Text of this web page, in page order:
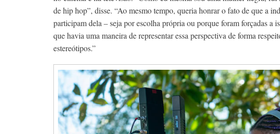
de hip hop”, disse. “Ao mesmo tempo, queria honrar o fato de que a
participam dela – seja por escolha própria ou porque foram forçadas a
que havia uma maneira de representar essa perspectiva de forma
estereótipos.”